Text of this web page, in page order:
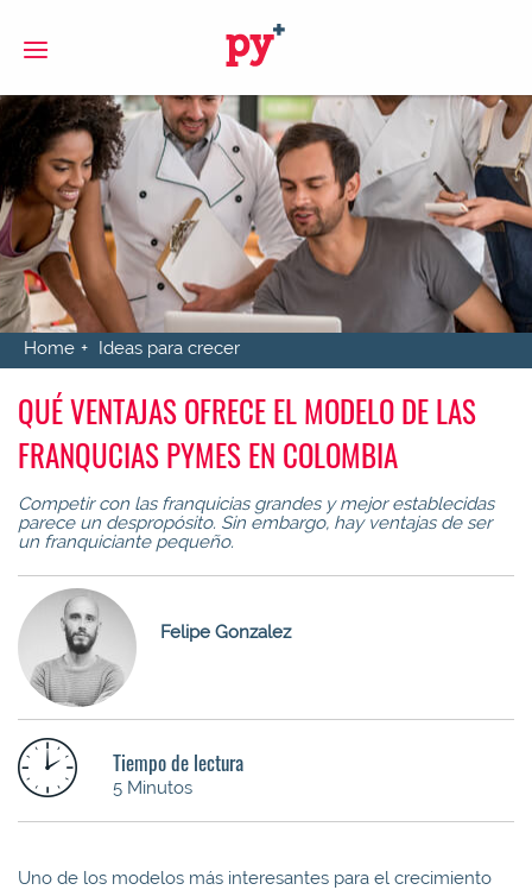
Home Ideas para crecer
QUÉ VENTAJAS OFRECE EL MODELO DE LAS
FRANQUCIAS PYMES EN COLOMBIA
Competir con las franquicias grandes y mejor establecidas
parece un despropósito. Sin embargo, hay ventajas de ser
un franquiciantepequeño.
Felipe Gonzalez
Tiempo de lectura
5 Minutos
Uno de los modelos más interesantes para el crecimiento